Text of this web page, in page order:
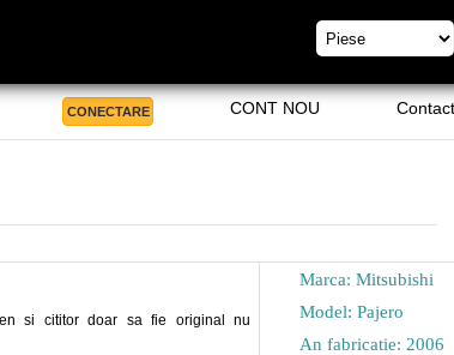
CONECTARE CONT NOU Contact
si cititor doar sa fie original nu
Marca: Mitsubishi
Model: Pajero
An fabricatie: 2006